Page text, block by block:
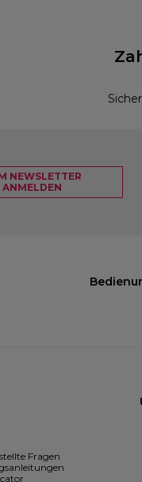
NEWSLETTER
ANMELDEN
Fragen